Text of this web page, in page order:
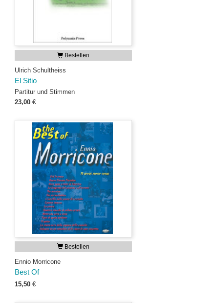
Bestellen
Ulrich Schultheiss
El Sitio
Partitur und Stimmen
23,00 €
Bestellen
Ennio Morricone
Best Of
15,50 €